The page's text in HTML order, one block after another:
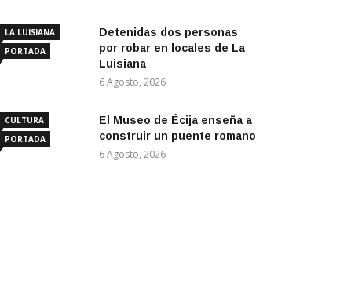
LA LUISIANA
PORTADA
Detenidas dos personas
por robar en locales de La
Luisiana
6 Agosto, 2026
CULTURA
PORTADA
El Museo de Écija enseña a
construir un puente romano
6 Agosto, 2026